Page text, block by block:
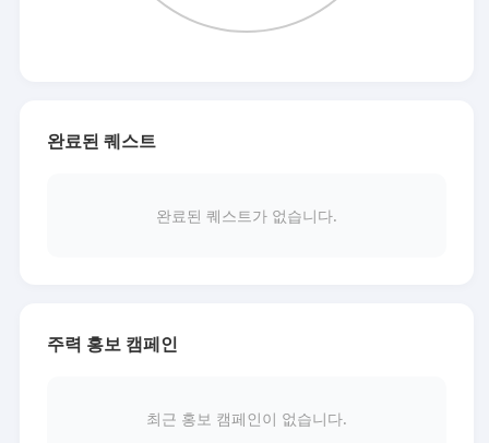
완료된 퀘스트
완료된 퀘스트가 없습니다.
주력 홍보 캠페인
최근 홍보 캠페인이 없습니다.